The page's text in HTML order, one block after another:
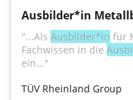
Ausbilder*in
"...Als Ausbilder*in für
Fachwissen in die
ein..."
TÜV Rheinland Group